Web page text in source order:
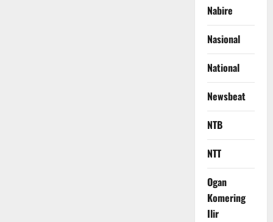
Nabire
Nasional
National
Newsbeat
NTB
NTT
Ogan
Komering
Ilir